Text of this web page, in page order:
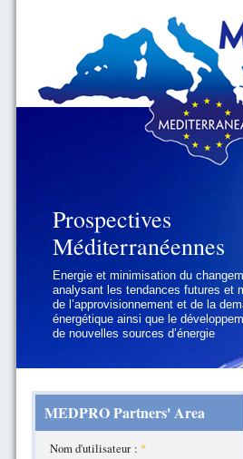
Prospectives
Méditerranéennes
Energie et minimisation du
analysant les tendances futures et
de l’approvisionnement et de la
énergétique ainsi que le
de nouvelles sources d’énergie
Prospectives
Méditerranéennes
Géopolitique et gouvernance, se
défis politiques régionaux et
auxquels les pays méditerranéens
doivent faire face
MEDPRO Partners' Area
Nom d'utilisateur : *